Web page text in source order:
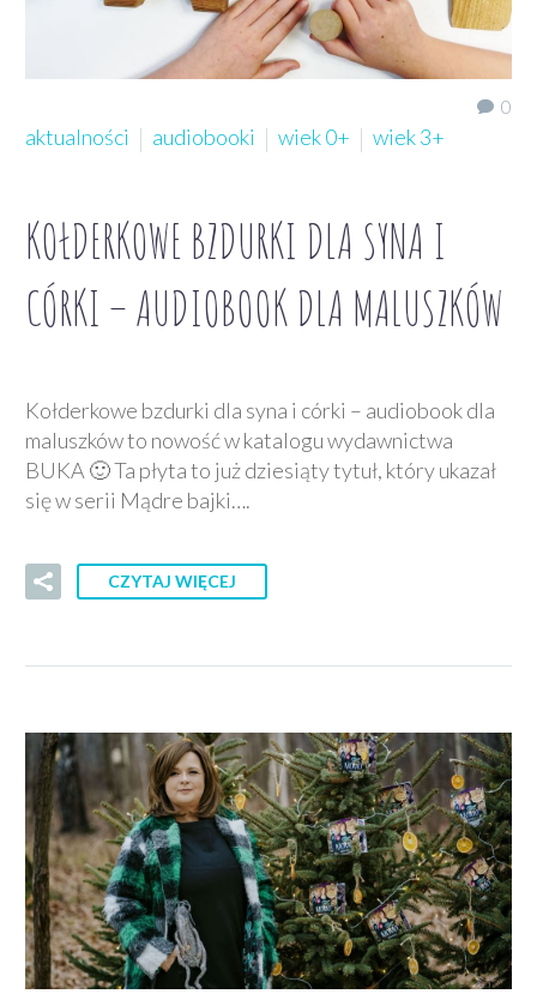
0
aktualności audiobooki wiek 0+ wiek 3+
KOŁDERKOWE BZDURKI DLA SYNA I
CÓRKI – AUDIOBOOK DLA MALUSZKÓW
Kołderkowe bzdurki dla syna i córki – audiobook dla
maluszków to nowość w katalogu wydawnictwa
BUKA 🙂 Ta płyta to już dziesiąty tytuł, który ukazał
się w serii Mądre bajki….
CZYTAJ WIĘCEJ